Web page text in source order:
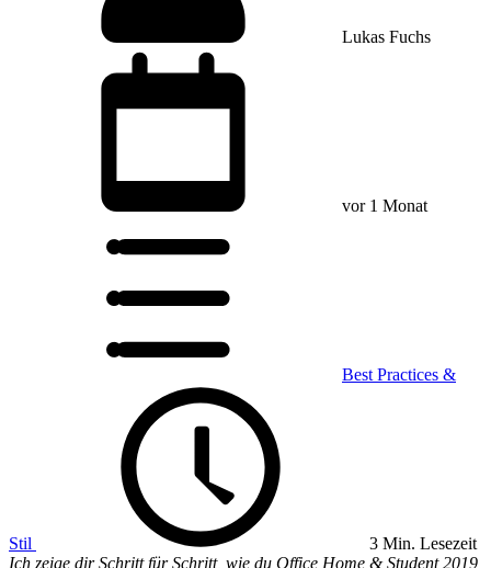
Lukas Fuchs
vor 1 Monat
Best Practices &
Stil
3 Min. Lesezeit
Ich zeige dir Schritt für Schritt, wie du Office Home & Student 2019